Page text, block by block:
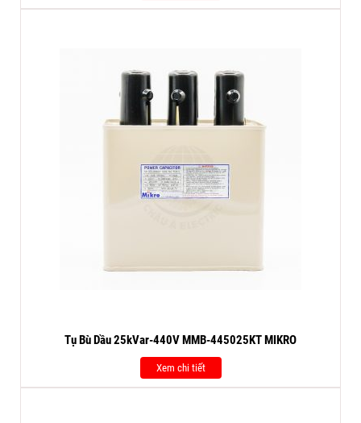
Tụ Bù Dầu 25kVar-440V MMB-445025KT MIKRO
Xem chi tiết